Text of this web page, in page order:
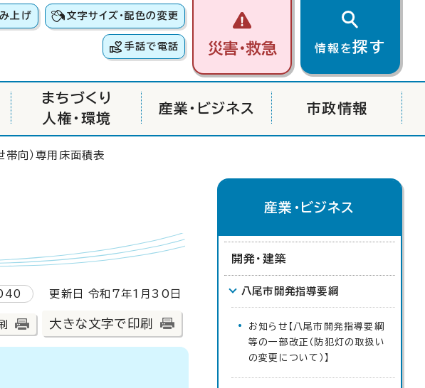
上げ 文字サイズ・配色の変更
手話で電話 災害・救急 情報を探す
まちづくり
人権・環境
産業・ビジネス 市政情報
帯向）専用床面積表
更新日 令和7年1月30日
大きな文字で印刷
産業・ビジネス
開発・建築
八尾市開発指導要綱
お知らせ【八尾市開発指導要綱
等の一部改正（防犯灯の取扱い
の変更について）】